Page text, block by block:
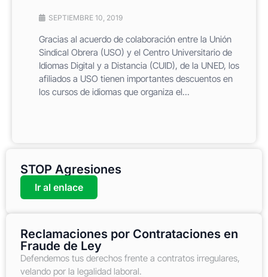
SEPTIEMBRE 10, 2019
Gracias al acuerdo de colaboración entre la Unión
Sindical Obrera (USO) y el Centro Universitario de
Idiomas Digital y a Distancia (CUID), de la UNED, los
afiliados a USO tienen importantes descuentos en
los cursos de idiomas que organiza el...
STOP Agresiones
Ir al enlace
Reclamaciones por Contrataciones en
Fraude de Ley
Defendemos tus derechos frente a contratos irregulares,
velando por la legalidad laboral.